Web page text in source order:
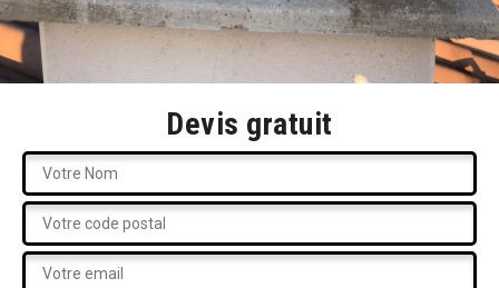
Devis gratuit